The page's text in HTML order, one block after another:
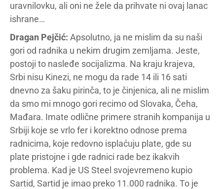
uravnilovku, ali oni ne žele da prihvate ni ovaj lanac
ishrane…
Dragan Pejčić: Apsolutno, ja ne mislim da su naši
gori od radnika u nekim drugim zemljama. Jeste,
postoji to nasleđe socijalizma. Na kraju krajeva,
Srbi nisu Kinezi, ne mogu da rade 14 ili 16 sati
dnevno za šaku pirinča, to je činjenica, ali ne mislim
da smo mi mnogo gori recimo od Slovaka, Čeha,
Mađara. Imate odlične primere stranih kompanija u
Srbiji koje se vrlo fer i korektno odnose prema
radnicima, koje redovno isplaćuju plate, gde su
plate pristojne i gde radnici rade bez ikakvih
problema. Kad je US Steel svojevremeno kupio
Sartid, Sartid je imao preko 11.000 radnika. To je